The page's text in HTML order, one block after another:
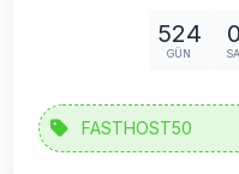
524
GÜN